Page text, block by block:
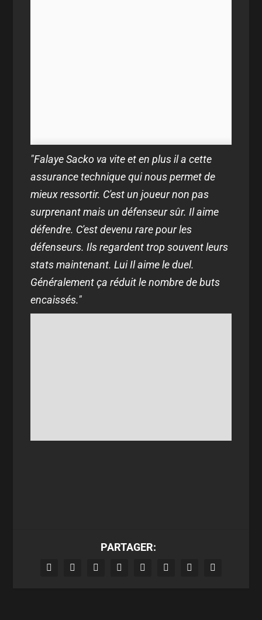
"Falaye Sacko va vite et en plus il a cette
assurance technique qui nous permet de
mieux ressortir. C'est un joueur non pas
surprenant mais un défenseur sûr. Il aime
défendre. C'est devenu rare pour les
défenseurs. Ils regardent trop souvent leurs
stats maintenant. Lui Il aime le duel.
Généralement ça réduit le nombre de buts
encaissés."
PARTAGER: